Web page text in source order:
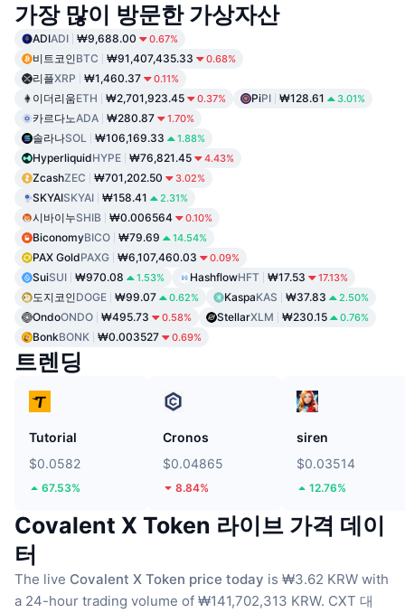
가장 많이 방문한 가상자산
ADIADI ₩9,688.00 0.67%
비트코인BTC ₩91,407,435.33 0.68%
리플XRP ₩1,460.37 0.11%
이더리움ETH ₩2,701,923.45 0.37% PiPI ₩128.61 3.01%
카르다노ADA ₩280.87 1.70%
솔라나SOL ₩106,169.33 1.88%
HyperliquidHYPE ₩76,821.45 4.43%
ZcashZEC ₩701,202.50 3.02%
SKYAISKYAI ₩158.41 2.31%
시바이누SHIB ₩0.006564 0.10%
BiconomyBICO ₩79.69 14.54%
PAX GoldPAXG ₩6,107,460.03 0.09%
SuiSUI ₩970.08 1.53% HashflowHFT ₩17.53 17.13%
도지코인DOGE ₩99.07 0.62% KaspaKAS ₩37.83 2.50%
OndoONDO ₩495.73 0.58% StellarXLM ₩230.15 0.76%
BonkBONK ₩0.003527 0.69%
트렌딩
Tutorial
$0.0582
67.53%
Cronos
$0.04865
8.84%
siren
$0.03514
12.76%
Covalent X Token 라이브 가격 데이
터
The live Covalent X Token price today is ₩3.62 KRW with
a 24-hour trading volume of ₩141,702,313 KRW. CXT 대